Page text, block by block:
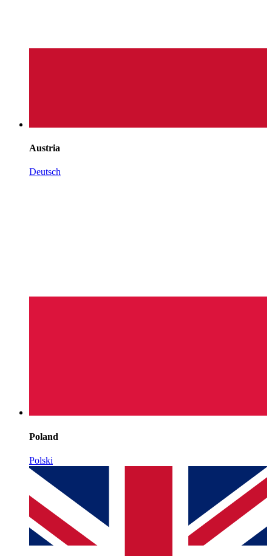
Austria
Deutsch
Poland
Polski